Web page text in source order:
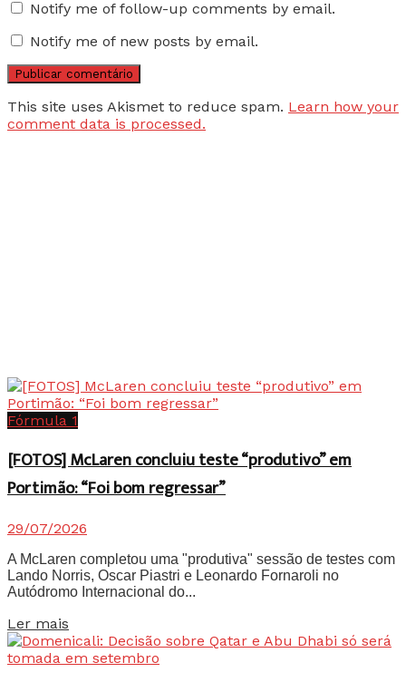
Notify me of follow-up comments by email.
Notify me of new posts by email.
This site uses Akismet to reduce spam. Learn how your
comment data is processed.
Fórmula 1
[FOTOS] McLaren concluiu teste “produtivo” em
Portimão: “Foi bom regressar”
29/07/2026
A McLaren completou uma "produtiva" sessão de testes com
Lando Norris, Oscar Piastri e Leonardo Fornaroli no
Autódromo Internacional do...
Ler mais